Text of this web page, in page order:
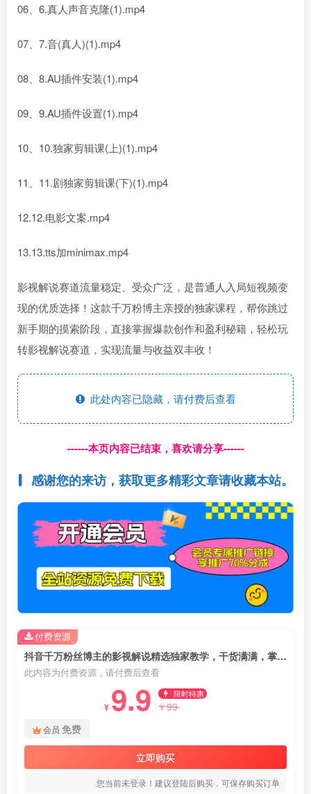
06、6.真人声音克隆(1).mp4
07、7.音(真人)(1).mp4
08、8.AU插件安装(1).mp4
09、9.AU插件设置(1).mp4
10、10.独家剪辑课(上)(1).mp4
11、11.剧独家剪辑课(下)(1).mp4
12.12.电影文案.mp4
13.13.tts加minimax.mp4
影视解说赛道流量稳定、受众广泛，是普通人入局短视频变
现的优质选择！这款千万粉博主亲授的独家课程，帮你跳过
新手期的摸索阶段，直接掌握爆款创作和盈利秘籍，轻松玩
转影视解说赛道，实现流量与收益双丰收！
此处内容已隐藏，请付费后查看
------本页内容已结束，喜欢请分享------
感谢您的来访，获取更多精彩文章请收藏本站。
抖音千万粉丝博主的影视解说精选独家教学，干货满满，掌握影视解说盈利密码(更新)
此内容为付费资源，请付费后查看
¥ 9.9 限时特惠
¥99
会员 免费
立即购买
您当前未登录！建议登陆后购买，可保存购买订单
付费资源